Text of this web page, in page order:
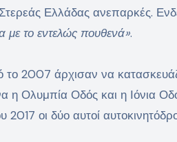
Ελλάδας ανεπαρκές.
με το εντελώς πουθενά».
2007 άρχισαν να
η Ολυμπία Οδός και η Ιόνια
2017 οι δύο αυτοί